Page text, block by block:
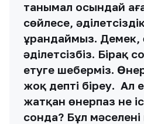
танымал осындай
сөйлесе,
ұрандаймыз. Демек,
әділетсізбіз. Бірақ
етуге шеберміз.
жоқ депті біреу. Ал
жатқан өнерпаз не
сонда? Бұл